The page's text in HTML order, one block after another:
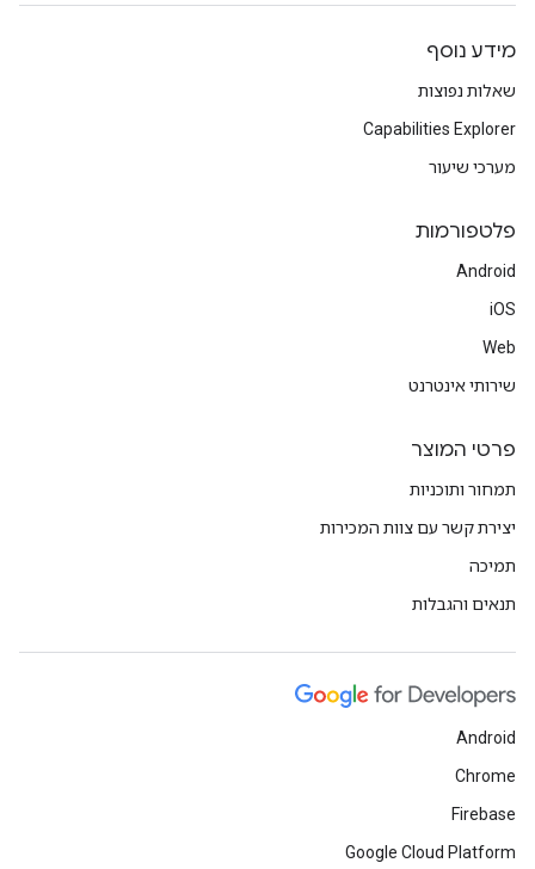
מידע נוסף
שאלות נפוצות
Capabilities Explorer
מערכי שיעור
פלטפורמות
Android
iOS
Web
שירותי אינטרנט
פרטי המוצר
תמחור ותוכניות
יצירת קשר עם צוות המכירות
תמיכה
תנאים והגבלות
Android
Chrome
Firebase
Google Cloud Platform